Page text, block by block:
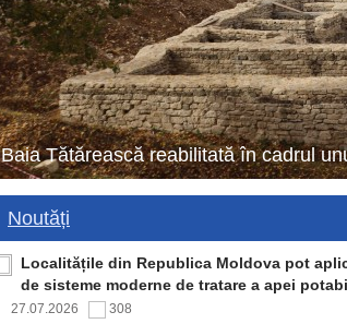
Baia Tătărească reabilitată în cadrul
Noutăți
Localitățile din Republica Moldova pot
de sisteme moderne de tratare a apei
27.07.2026 308